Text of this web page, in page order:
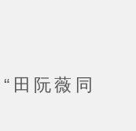
阮薇同